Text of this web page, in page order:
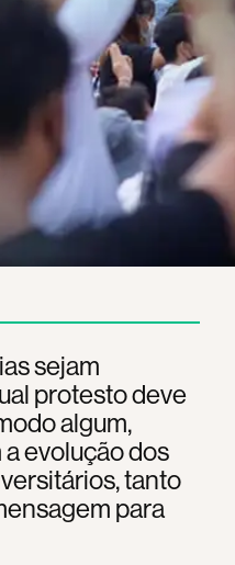
sejam
protesto deve
algum,
evolução dos
tanto
para